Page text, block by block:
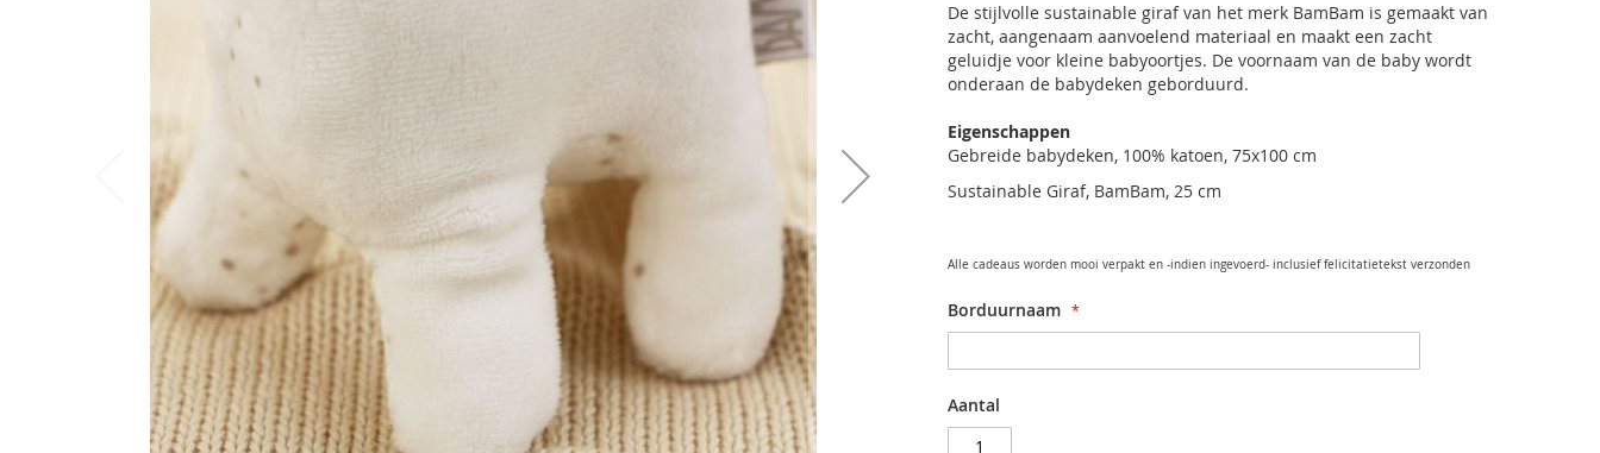
De stijlvolle sustainable giraf van het merk BamBam is gemaakt van
zacht, aangenaam aanvoelend materiaal en maakt een zacht
geluidje voor kleine babyoortjes. De voornaam van de baby wordt
onderaan de babydeken geborduurd.
Eigenschappen
Gebreide babydeken, 100% katoen, 75x100 cm
Sustainable Giraf, BamBam, 25 cm
Alle cadeaus worden mooi verpakt en -indien ingevoerd- inclusief felicitatietekst verzonden
Borduurnaam
Aantal